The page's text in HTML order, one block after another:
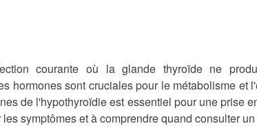
courante où la glande thyroïde ne
hormones sont cruciales pour le métabolisme et
de l'hypothyroïdie est essentiel pour une prise
symptômes et à comprendre quand consulter